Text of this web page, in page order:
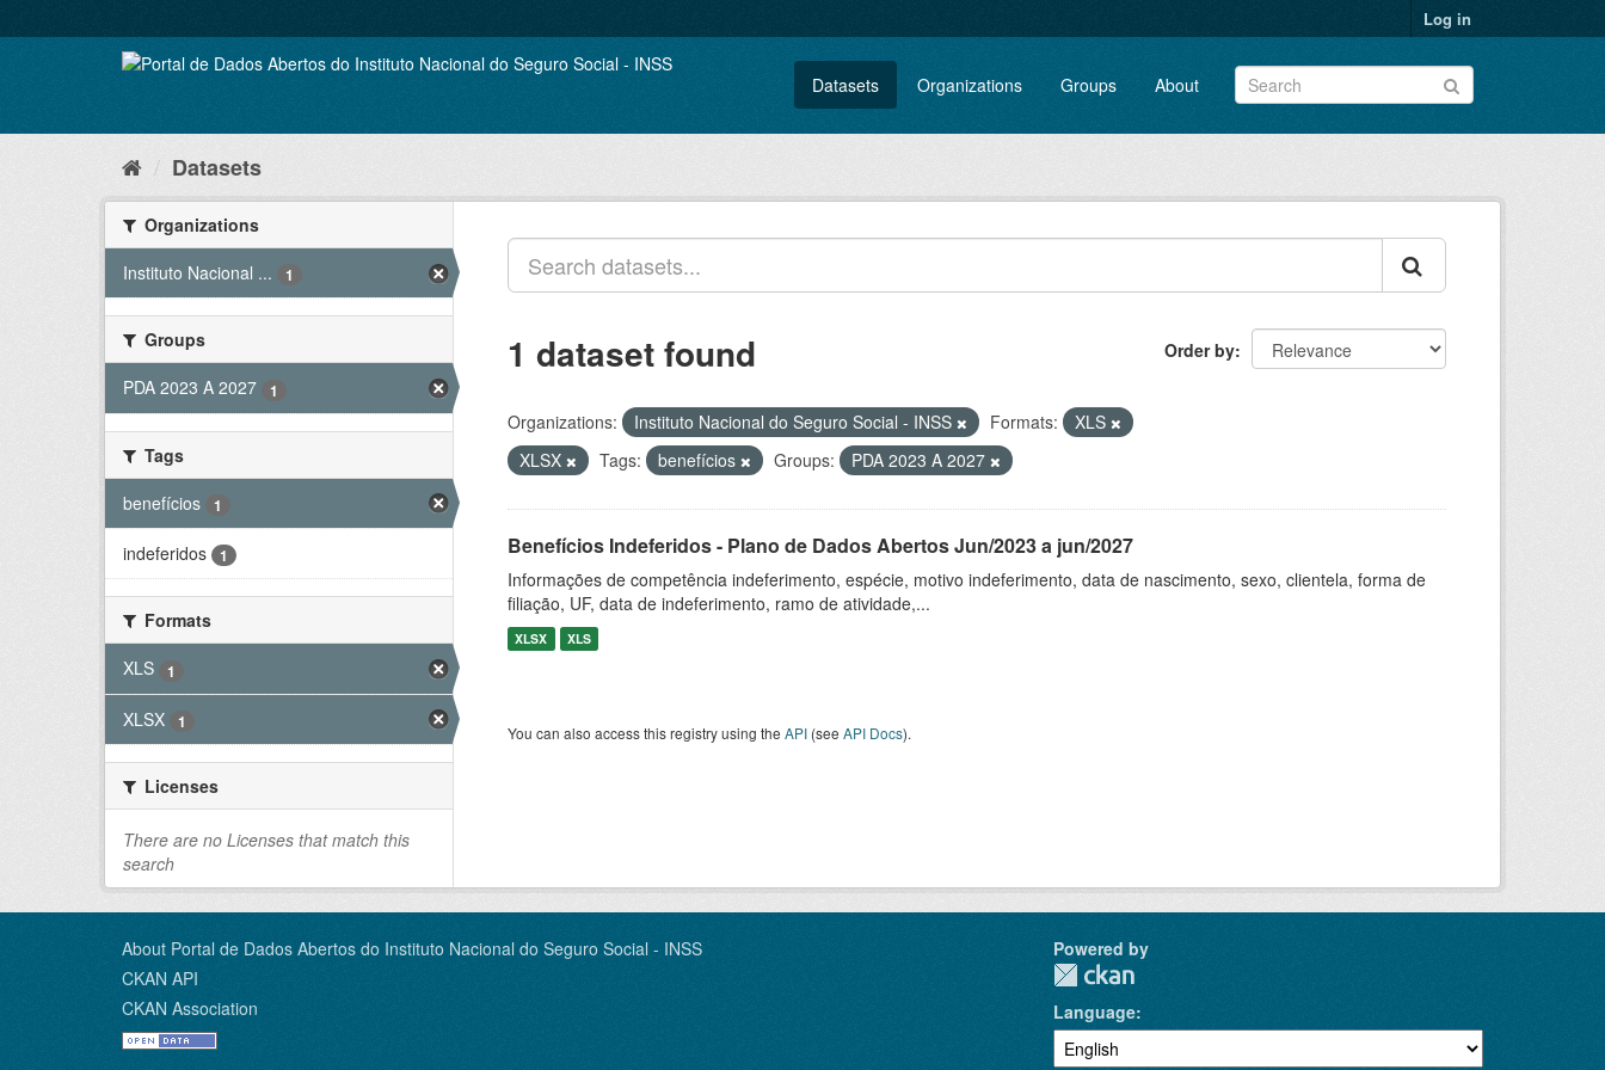
to
Log in
Datasets Organizations Groups About
Datasets
Organizations
Instituto Nacional ...
1
Groups
PDA 2023 A 2027
1
Tags
benefícios
1
indeferidos 1
Formats
XLS
1
XLSX 1
Licenses
There are no Licenses that match this
search
Order by
1 dataset found
Organizations: Instituto Nacional do Seguro Social - INSS Formats:
XLS
XLSX
Tags: benefícios Groups: PDA 2023 A 2027
Benefícios Indeferidos - Plano de Dados Abertos Jun/2023 a jun/2027
Informações de competência indeferimento, espécie, motivo indeferimento, data de nascimento, sexo, clientela, forma de
filiação, UF, data de indeferimento, ramo de atividade,...
XLSX XLS
You can also access this registry using the API (see API Docs).
About Portal de Dados Abertos do Instituto Nacional do Seguro Social - INSS
CKAN API
CKAN Association
Powered by
Language